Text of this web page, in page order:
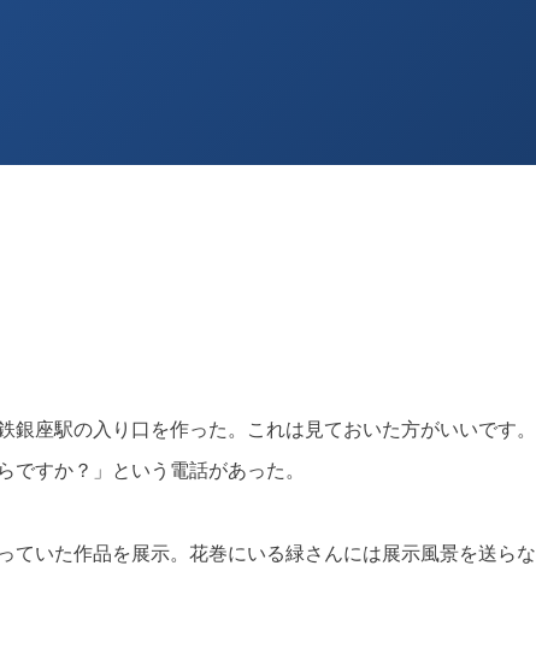
日影 眩
座駅の入り口を作った。これは見ておいた方がいいです。
すか？」という電話があった。
ていた作品を展示。花巻にいる緑さんには展示風景を送らな